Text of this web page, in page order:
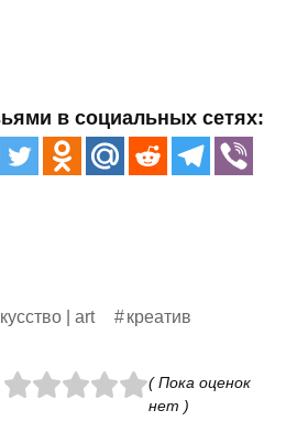
в социальных сетях:
| art креатив
( Пока оценок
нет )